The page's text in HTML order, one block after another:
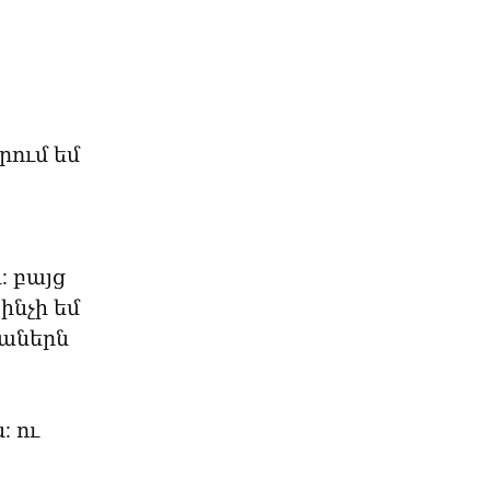
եմ
բայց
եմ
ու